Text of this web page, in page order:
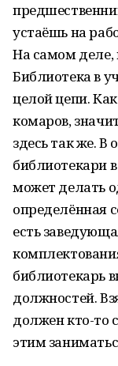
устаёшь на
На самом деле,
Библиотека в
целой цепи.
комаров,
здесь так же. В
библиотекари
может делать
определённая
есть
библиотекарь
должностей.
должен кто-то
этим